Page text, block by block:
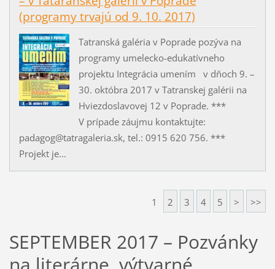
(programy trvajú od 9. 10. 2017)
Tatranská galéria v Poprade pozýva na
programy umelecko-edukatívneho
projektu Integrácia umením v dňoch 9. –
30. októbra 2017 v Tatranskej galérii na
Hviezdoslavovej 12 v Poprade. ***
V prípade záujmu kontaktujte:
padagog@tatragaleria.sk, tel.: 0915 620 756. ***
Projekt je...
1 2 3 4 5 > >>
SEPTEMBER 2017 – Pozvánky